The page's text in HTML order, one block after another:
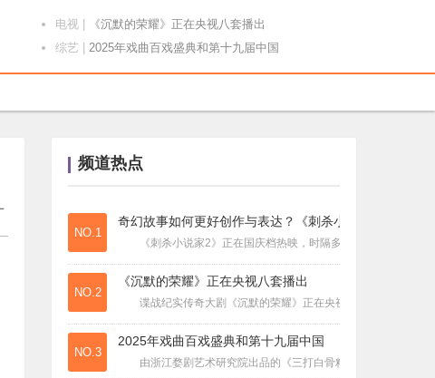
电视
《沉默的荣耀》正在央视八套播出
综艺
2025年戏曲百戏盛典和第十九届中国
电影|奇幻故事如何更好创作与表达？《刺杀小
音乐|北京交响乐团全新乐季奏新声
电视|《归队》用英雄群像讴歌抗联精神
电影|《狂野时代》用诗意奇幻征服戛纳
大陆多部影视剧在台湾走红，其中展现的
星闻
新锐艺人 mehro 发布全新专辑《
星闻|国妆之冠与乒乓荣光的精神共鸣，百雀羚
电影|电影《向光而行》举行剧本研讨会
频道热点
NO.1
奇幻故事如何更好创作与表达？《刺杀小
《刺杀小说家2》正在国庆档热映，时隔多年“小说家宇宙”再
NO.2
《沉默的荣耀》正在央视八套播出
谍战纪实传奇大剧《沉默的荣耀》正在央视八套播出，该剧开
NO.3
2025年戏曲百戏盛典和第十九届中国
由浙江婺剧艺术研究院出品的《三打白骨精》，是近年来市场